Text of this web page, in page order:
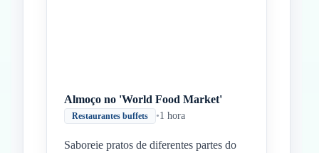
Almoço no 'World Food Market'
Restaurantes buffets •1 hora
Saboreie pratos de diferentes partes do